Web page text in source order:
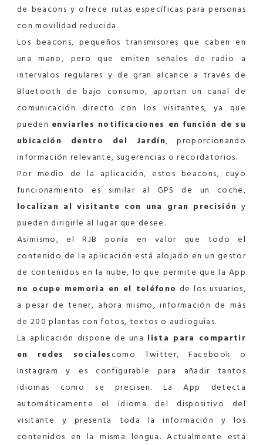
de beacons y ofrece rutas específicas para personas
con movilidad reducida.
Los beacons, pequeños transmisores que caben en
una mano, pero que emiten señales de radio a
intervalos regulares y de gran alcance a través de
Bluetooth de bajo consumo, aportan un canal de
comunicación directo con los visitantes, ya que
pueden enviarles notificaciones en función de su
ubicación dentro del Jardín, proporcionando
información relevante, sugerencias o recordatorios.
Por medio de la aplicación, estos beacons, cuyo
funcionamiento es similar al GPS de un coche,
localizan al visitante con una gran precisión y
pueden dirigirle al lugar que desee.
Asimismo, el RJB ponía en valor que todo el
contenido de la aplicación está alojado en un gestor
de contenidos en la nube, lo que permite que la App
no ocupe memoria en el teléfono de los usuarios,
a pesar de tener, ahora mismo, información de más
de 200 plantas con fotos, textos o audioguias.
La aplicación dispone de una lista para compartir
en redes socialescomo Twitter, Facebook o
Instagram y es configurable para añadir tantos
idiomas como se precisen. La App detecta
automáticamente el idioma del dispositivo del
visitante y presenta toda la información y los
contenidos en la misma lengua. Actualmente está